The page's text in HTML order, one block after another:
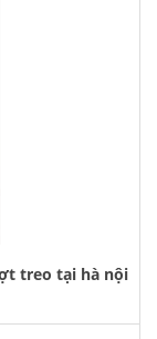
treo tại hà nội